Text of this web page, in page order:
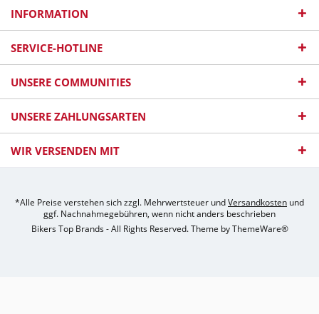
INFORMATION
SERVICE-HOTLINE
UNSERE COMMUNITIES
UNSERE ZAHLUNGSARTEN
WIR VERSENDEN MIT
*Alle Preise verstehen sich zzgl. Mehrwertsteuer undVersandkosten und
ggf. Nachnahmegebühren, wenn nicht anders beschrieben
Bikers Top Brands - All Rights Reserved. Theme byThemeWare®